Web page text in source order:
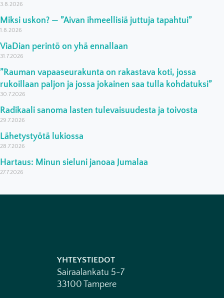
3.8.2026
Miksi uskon? — ”Aivan ihmeellisiä juttuja tapahtui”
1.8.2026
ViaDian perintö on yhä ennallaan
31.7.2026
”Rauman vapaaseurakunta on rakastava koti, jossa
rukoillaan paljon ja jossa jokainen saa tulla kohdatuksi”
30.7.2026
Radikaali sanoma lasten tulevaisuudesta ja toivosta
29.7.2026
Lähetystyötä lukiossa
28.7.2026
Hartaus: Minun sieluni janoaa Jumalaa
27.7.2026
YHTEYSTIEDOT
Sairaalankatu 5-7
33100 Tampere